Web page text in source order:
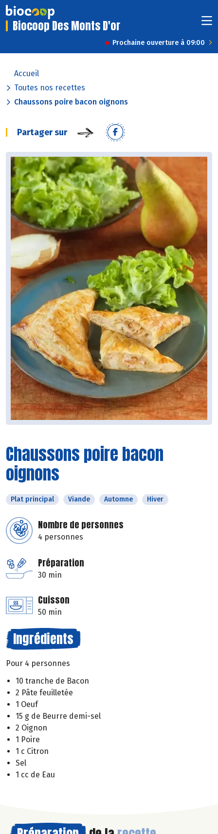
Biocoop Des Monts D'or
Prochaine ouverture à 09:00
Accueil
Toutes nos recettes
Chaussons poire bacon oignons
Partager sur
Chaussons poire bacon
oignons
Plat principal Viande Automne Hiver
Nombre de personnes
4 personnes
Préparation
30 min
Cuisson
50 min
Ingrédients
Pour 4 personnes
10 tranche de Bacon
2 Pâte feuilletée
1 Oeuf
15 g de Beurre demi-sel
2 Oignon
1 Poire
1 c Citron
Sel
1 cc de Eau